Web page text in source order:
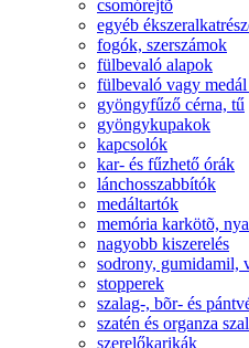
csomórejtõ
egyéb
fogók, szerszámok
fülbevaló alapok
fülbevaló vagy
gyöngyfűző cérna, tű
gyöngykupakok
kapcsolók
kar- és fűzhető órák
lánchosszabbítók
medáltartók
memória karkötõ,
nagyobb kiszerelés
sodrony, gumidamil,
stopperek
szalag-, bõr- és
szatén és organza
szerelőkarikák